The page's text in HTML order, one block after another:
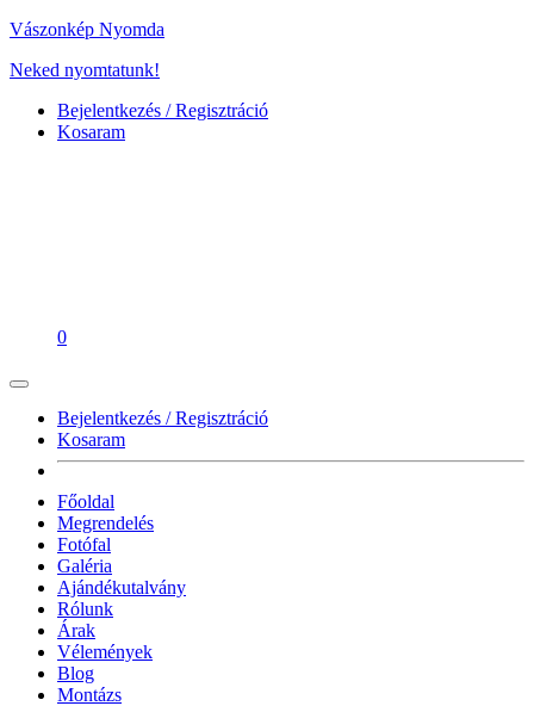
Vászonkép Nyomda
Neked nyomtatunk!
Bejelentkezés / Regisztráció
Kosaram
0
Bejelentkezés / Regisztráció
Kosaram
Főoldal
Megrendelés
Fotófal
Galéria
Ajándékutalvány
Rólunk
Árak
Vélemények
Blog
Montázs